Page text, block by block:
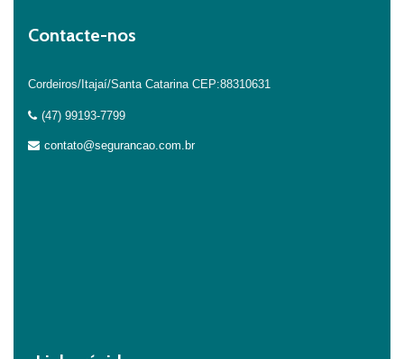
Contacte-nos
Cordeiros/Itajaí/Santa Catarina CEP:88310631
(47) 99193-7799
contato@segurancao.com.br